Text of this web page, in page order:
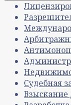
Судебная
Взыскание